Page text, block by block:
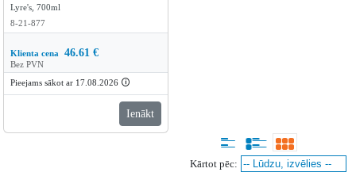
Lyre's, 700ml
8-21-877
Klienta cena 46.61 €
Bez PVN
Pieejams sākot ar 17.08.2026 🛈
Ienākt
Kārtot pēc: